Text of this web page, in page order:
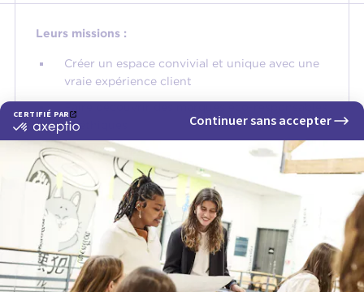
Leurs missions :
Créer un espace convivial et unique avec une
vraie expérience client
et éthiques